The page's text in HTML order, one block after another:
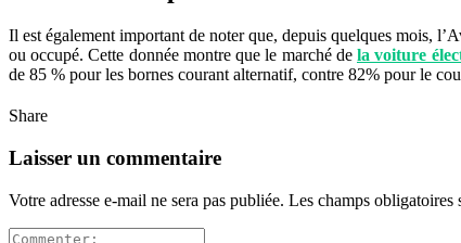
Il est également important de noter que, depuis quelques mois,
ou occupé. Cette donnée montre que le marché dela voiture
de 85 % pour les bornes courant alternatif, contre 82% pour le
Share
Laisser un commentaire
Votre adresse e-mail ne sera pas publiée. Les champs obligatoires